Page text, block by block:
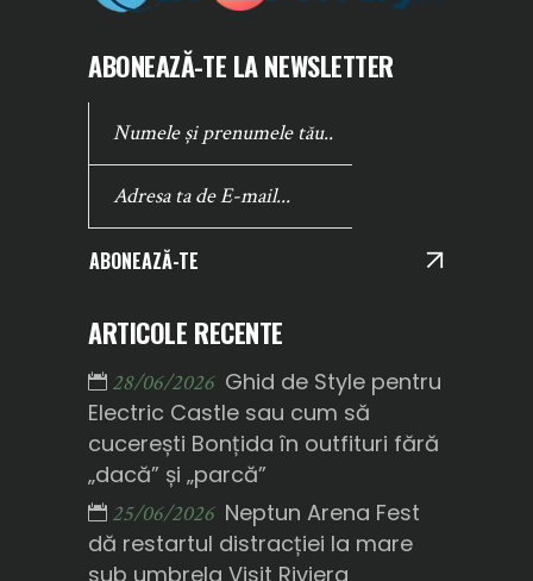
ABONEAZĂ-TE LA NEWSLETTER
ABONEAZĂ-TE
ARTICOLE RECENTE
28/06/2026 Ghid de Style pentru
Electric Castle sau cum să
cucerești Bonțida în outfituri fără
„dacă” și „parcă”
25/06/2026 Neptun Arena Fest
dă restartul distracției la mare
sub umbrela Visit Riviera